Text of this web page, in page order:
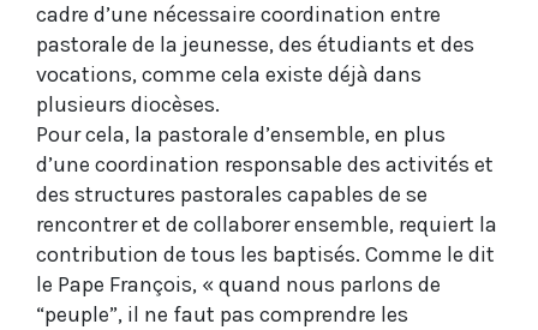
cadre d’une nécessaire coordination entre
pastorale de la jeunesse, des étudiants et des
vocations, comme cela existe déjà dans
plusieurs diocèses.
Pour cela, la pastorale d’ensemble, en plus
d’une coordination responsable des activités et
des structures pastorales capables de se
rencontrer et de collaborer ensemble, requiert la
contribution de tous les baptisés. Comme le dit
le Pape François, « quand nous parlons de
“peuple”, il ne faut pas comprendre les